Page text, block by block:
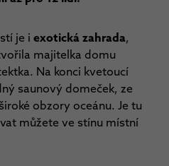
je i exotická zahrada,
majitelka domu
Na konci kvetoucí
saunový domeček, ze
obzory oceánu. Je tu
můžete ve stínu místní